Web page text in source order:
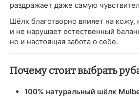
раздражает даже самую
Шёлк благотворно влияет на
и не нарушает естественный
но и настоящая забота о себе.
Почему стоит выбрать
100% натуральный шёлк